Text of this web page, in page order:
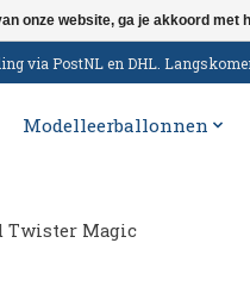
via PostNL en DHL.
Modelleerballonnen
Twister Magic
onze website, ga je akkoord